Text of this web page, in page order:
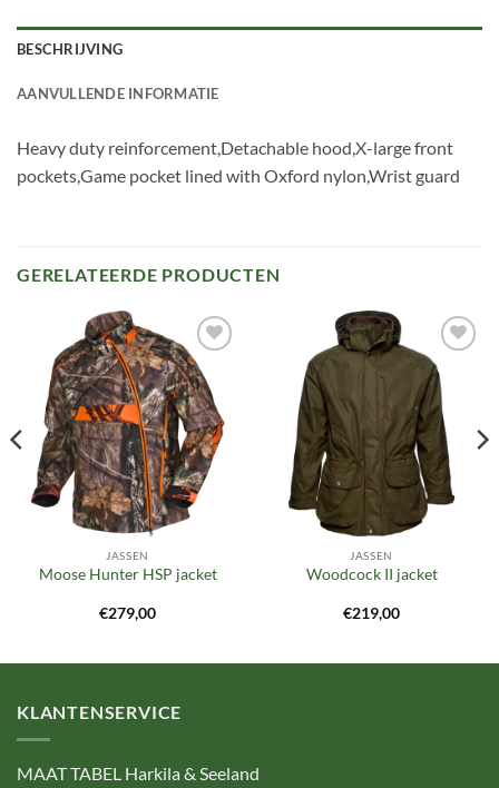
BESCHRIJVING
AANVULLENDE INFORMATIE
Heavy duty reinforcement,Detachable hood,X-large front
pockets,Game pocket lined with Oxford nylon,Wrist guard
GERELATEERDE PRODUCTEN
Toevoegen
aan
verlanglijst
JASSEN
Moose Hunter HSP jacket
€279,00
Toevoegen
aan
verlanglijst
JASSEN
Woodcock II jacket
€219,00
KLANTENSERVICE
MAAT TABEL Harkila & Seeland